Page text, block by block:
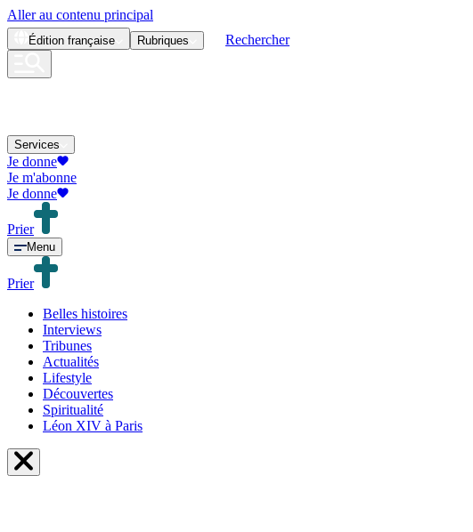
Aller au contenu principal
Édition française Rubriques Rechercher
Services
Je donne
Je m'abonne
Je donne
Prier
Menu
Prier
Belles histoires
Interviews
Tribunes
Actualités
Lifestyle
Découvertes
Spiritualité
Léon XIV à Paris